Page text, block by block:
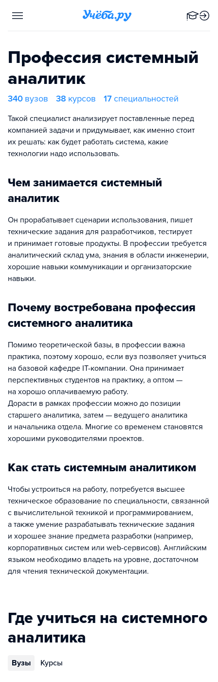
Профессия системный
аналитик
340 вузов 38 курсов 17специальностей
Такой специалист анализирует поставленные перед
компанией задачи и придумывает, как именно стоит
их решать: как будет работать система, какие
технологии надо использовать.
Чем занимается системный
аналитик
Он прорабатывает сценарии использования, пишет
технические задания для разработчиков, тестирует
и принимает готовые продукты. В профессии требуется
аналитический склад ума, знания в области инженерии,
хорошие навыки коммуникации и организаторские
навыки.
Почему востребована профессия
системного аналитика
Помимо теоретической базы, в профессии важна
практика, поэтому хорошо, если вуз позволяет учиться
на базовой кафедре IT-компании. Она принимает
перспективных студентов на практику, а оптом —
на хорошо оплачиваемую работу.
Дорасти в рамках профессии можно до позиции
старшего аналитика, затем — ведущего аналитика
и начальника отдела. Многие со временем становятся
хорошими руководителями проектов.
Как стать системным аналитиком
Чтобы устроиться на работу, потребуется высшее
техническое образование по специальности, связанной
с вычислительной техникой и программированием,
а также умение разрабатывать технические задания
и хорошее знание предмета разработки (например,
корпоративных систем или web-сервисов). Английским
языком необходимо владеть на уровне, достаточном
для чтения технической документации.
Где учиться на системного
аналитика
Вузы Курсы